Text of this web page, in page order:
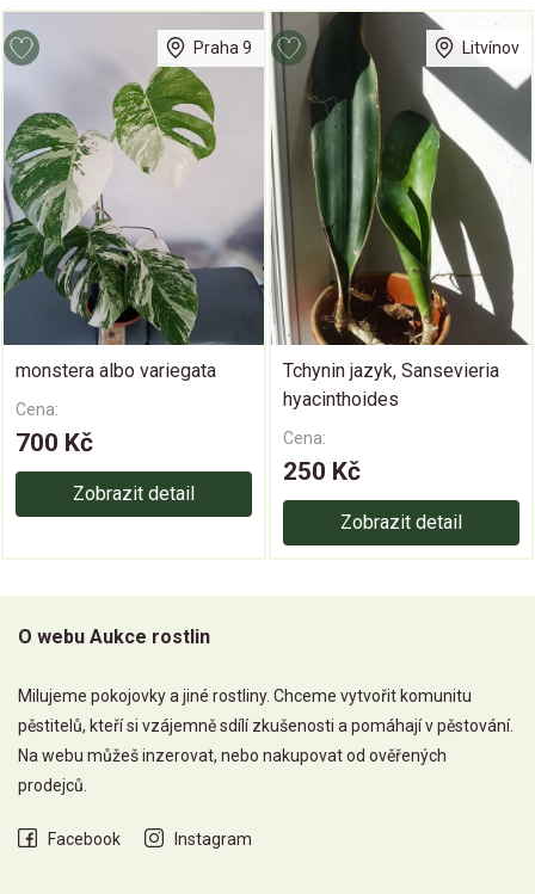
Praha 9
monstera albo variegata
Cena:
700 Kč
Zobrazit detail
Litvínov
Tchynin jazyk, Sansevieria
hyacinthoides
Cena:
250 Kč
Zobrazit detail
O webu Aukce rostlin
Milujeme pokojovky a jiné rostliny. Chceme vytvořit komunitu
pěstitelů, kteří si vzájemně sdílí zkušenosti a pomáhají v pěstování.
Na webu můžeš inzerovat, nebo nakupovat od ověřených
prodejců.
Facebook Instagram